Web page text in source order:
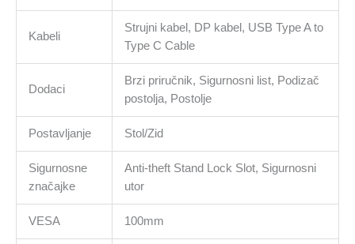
Kabeli
Strujni kabel, DP kabel, USB Type A to
Type C Cable
Dodaci
Brzi priručnik, Sigurnosni list, Podizač
postolja, Postolje
Postavljanje Stol/Zid
Sigurnosne
značajke
Anti-theft Stand Lock Slot, Sigurnosni
utor
VESA 100mm